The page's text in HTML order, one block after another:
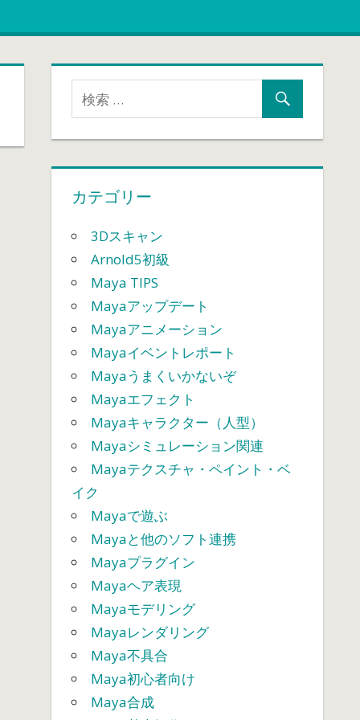
カテゴリー
3Dスキャン
Arnold5初級
Maya TIPS
Mayaアップデート
Mayaアニメーション
Mayaイベントレポート
Mayaうまくいかないぞ
Mayaエフェクト
Mayaキャラクター（人型）
Mayaシミュレーション関連
Mayaテクスチャ・ペイント・ベ
イク
Mayaで遊ぶ
Mayaと他のソフト連携
Mayaプラグイン
Mayaヘア表現
Mayaモデリング
Mayaレンダリング
Maya不具合
Maya初心者向け
Maya合成